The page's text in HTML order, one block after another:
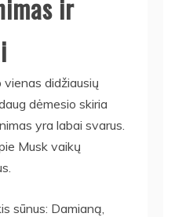
ir
vienas didžiausių
dėmesio skiria
yra labai svarus.
Musk vaikų
sūnus: Damianą,